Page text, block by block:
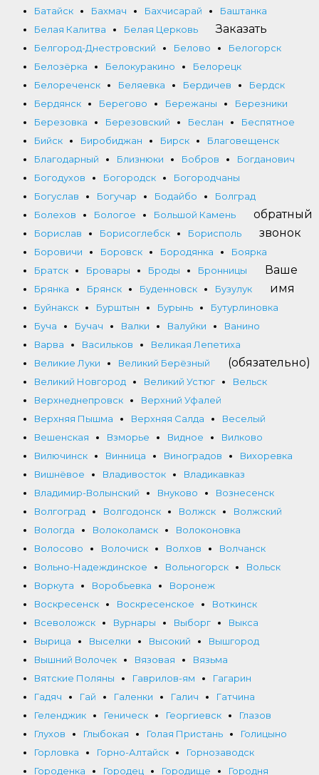
Батайск
Бахмач Бахчисарай
Баштанка
Белая Калитва
Белая Церковь
Белгород-Днестровский
Белово
Белогорск
Белозёрка
Белокуракино
Белорецк
Белореченск
Беляевка Бердичев
Бердск
Бердянск
Берегово Бережаны
Березники
Березовка
Березовский Беслан
Беспятное
Бийск
Биробиджан Бирск
Благовещенск
Благодарный
Близнюки Бобров
Богданович
Богодухов
Богородск
Богородчаны
Богуслав
Богучар Бодайбо
Болград
Болехов
Бологое
Большой Камень
Борислав
Борисоглебск
Борисполь
Боровичи
Боровск Бородянка
Боярка
Братск
Бровары Броды
Бронницы
Брянка
Брянск Буденновск
Бузулук
Буйнакск
Бурштын Бурынь
Бутурлиновка
Буча
Бучач Валки Валуйки
Ванино
Варва
Васильков
Великая Лепетиха
Великие Луки
Великий Берёзный
Великий Новгород
Великий Устюг
Вельск
Верхнеднепровск
Верхний Уфалей
Верхняя Пышма
Верхняя Салда
Веселый
Вешенская
Взморье Видное
Вилково
Вилючинск
Винница Виноградов
Вихоревка
Вишнёвое
Владивосток
Владикавказ
Владимир-Волынский
Внуково
Вознесенск
Волгоград
Волгодонск Волжск
Волжский
Вологда
Волоколамск
Волоконовка
Волосово
Волочиск Волхов
Волчанск
Вольно-Надеждинское
Вольногорск
Вольск
Воркута
Воробьевка
Воронеж
Воскресенск
Воскресенское
Воткинск
Всеволожск
Вурнары Выборг
Выкса
Вырица
Выселки Высокий
Вышгород
Вышний Волочек
Вязовая
Вязьма
Вятские Поляны
Гаврилов-ям
Гагарин
Гадяч
Гай Галенки Галич
Гатчина
Геленджик
Геническ Георгиевск
Глазов
Глухов
Глыбокая Голая Пристань
Голицыно
Горловка
Горно-Алтайск
Горнозаводск
Городенка
Городец Городище
Городня
Заказать
обратный
звонок
Ваше
имя
(обязательно)